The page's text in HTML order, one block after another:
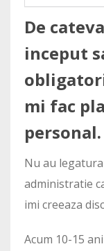
De
inceput
mi fac
personal.
Nu au
administratie
imi creeaza
Acum 10-15